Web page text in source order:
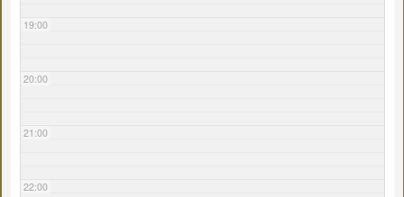
19:00
20:00
21:00
22:00